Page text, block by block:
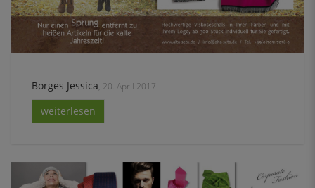
Borges Jessica, 20. April 2017
weiterlesen